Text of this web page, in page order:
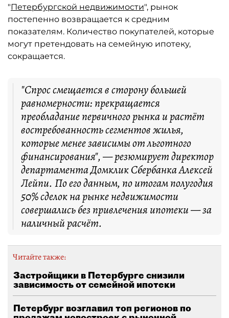
"Петербургской недвижимости", рынок
постепенно возвращается к средним
показателям. Количество покупателей, которые
могут претендовать на семейную ипотеку,
сокращается.
"Спрос смещается в сторону большей
равномерности: прекращается
преобладание первичного рынка и растёт
востребованность сегментов жилья,
которые менее зависимы от льготного
финансирования", — резюмирует директор
департамента Домклик Сбербанка Алексей
Лейпи. По его данным, по итогам полугодия
50% сделок на рынке недвижимости
совершались без привлечения ипотеки — за
наличный расчёт.
Читайте также:
Застройщики в Петербурге снизили
зависимость от семейной ипотеки
Петербург возглавил топ регионов по